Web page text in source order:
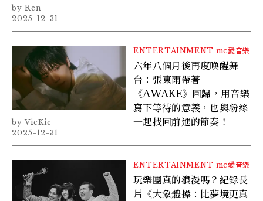
Ren
2025-12-31
ENTERTAINMENT mc愛音樂
六年八個月後再度喚醒舞
台：張東雨帶著
《AWAKE》回歸，用音樂
寫下等待的意義，也與粉絲
一起找回前進的節奏！
VicKie
2025-12-31
ENTERTAINMENT mc愛音樂
玩樂團真的浪漫嗎？紀錄長
片《大象體操：比夢境更真